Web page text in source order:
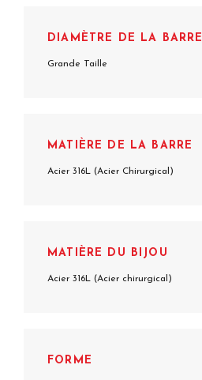
DIAMÈTRE DE LA BARRE
Grande Taille
MATIÈRE DE LA BARRE
Acier 316L (Acier Chirurgical)
MATIÈRE DU BIJOU
Acier 316L (Acier chirurgical)
FORME